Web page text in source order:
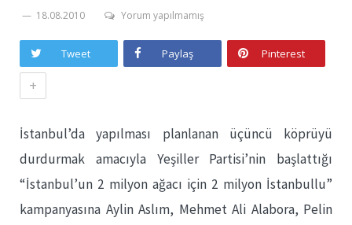
18.08.2010 Yorum yapılmamış
Tweet Paylaş Pinterest
+
İstanbul’da yapılması planlanan üçüncü köprüyü
durdurmak amacıyla Yeşiller Partisi’nin başlattığı
“İstanbul’un 2 milyon ağacı için 2 milyon İstanbullu”
kampanyasına Aylin Aslım, Mehmet Ali Alabora, Pelin